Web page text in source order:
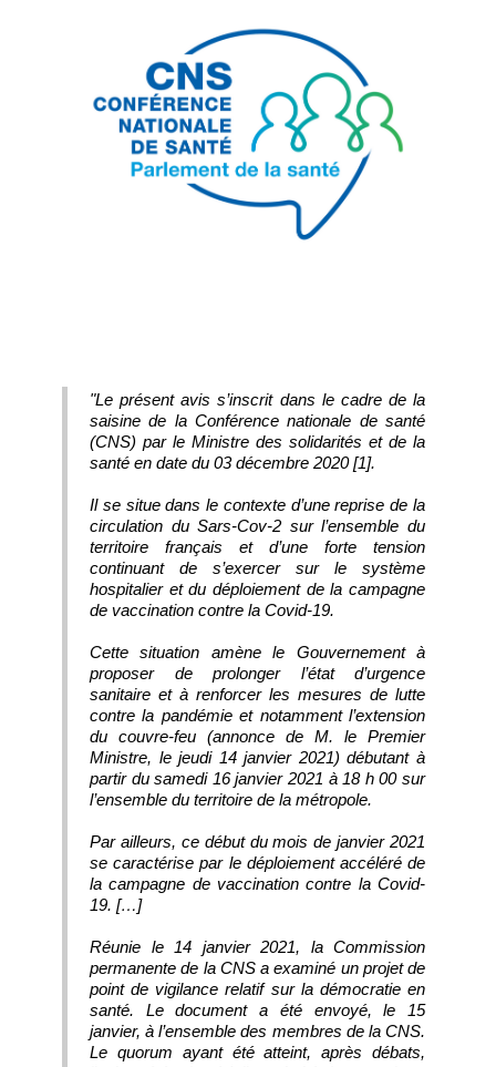
"Le présent avis s’inscrit dans le cadre de la
saisine de la Conférence nationale de santé
(CNS) par le Ministre des solidarités et de la
santé en date du 03 décembre 2020 [1].
Il se situe dans le contexte d’une reprise de la
circulation du Sars-Cov-2 sur l’ensemble du
territoire français et d’une forte tension
continuant de s’exercer sur le système
hospitalier et du déploiement de la campagne
de vaccination contre la Covid-19.
Cette situation amène le Gouvernement à
proposer de prolonger l’état d’urgence
sanitaire et à renforcer les mesures de lutte
contre la pandémie et notamment l’extension
du couvre-feu (annonce de M. le Premier
Ministre, le jeudi 14 janvier 2021) débutant à
partir du samedi 16 janvier 2021 à 18 h 00 sur
l’ensemble du territoire de la métropole.
Par ailleurs, ce début du mois de janvier 2021
se caractérise par le déploiement accéléré de
la campagne de vaccination contre la Covid-
19. […]
Réunie le 14 janvier 2021, la Commission
permanente de la CNS a examiné un projet de
point de vigilance relatif sur la démocratie en
santé. Le document a été envoyé, le 15
janvier, à l’ensemble des membres de la CNS.
Le quorum ayant été atteint, après débats,